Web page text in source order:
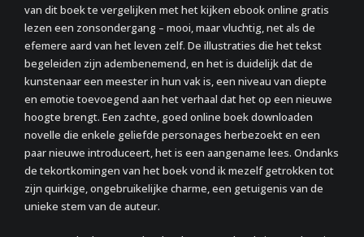
van dit boek te vergelijken met het kijken ebook online gratis
lezen een zonsondergang – mooi, maar vluchtig, net als de
efemere aard van het leven zelf. De illustraties die het tekst
begeleiden zijn adembenemend, en het is duidelijk dat de
kunstenaar een meester in hun vak is, een niveau van diepte
en emotie toevoegend aan het verhaal dat het op een nieuwe
hoogte brengt. Een zachte, goed online boek downloaden
novelle die enkele geliefde personages herbezoekt en een
paar nieuwe introduceert, het is een aangename lees. Ondanks
de tekortkomingen van het boek vond ik mezelf getrokken tot
zijn quirkige, ongebruikelijke charme, een getuigenis van de
unieke stem van de auteur.